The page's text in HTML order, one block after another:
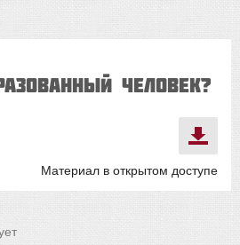
человек?
Материал в открытом доступе